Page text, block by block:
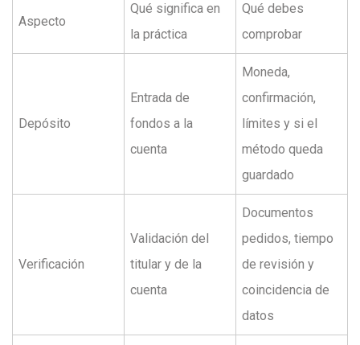
Aspecto
Qué significa en
la práctica
Qué debes
comprobar
Depósito
Entrada de
fondos a la
cuenta
Moneda,
confirmación,
límites y si el
método queda
guardado
Verificación
Validación del
titular y de la
cuenta
Documentos
pedidos, tiempo
de revisión y
coincidencia de
datos